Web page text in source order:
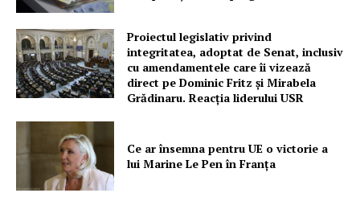
Proiectul legislativ privind
integritatea, adoptat de Senat, inclusiv
cu amendamentele care îi vizează
direct pe Dominic Fritz și Mirabela
Grădinaru. Reacția liderului USR
Ce ar însemna pentru UE o victorie a
lui Marine Le Pen în Franța